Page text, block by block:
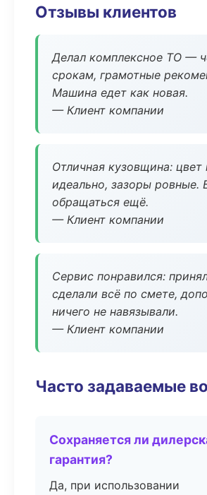
Отзывы клиентов
Делал комплексное ТО —
срокам, грамотные
Машина едет как новая.
— Клиент компании
Отличная кузовщина: цвет
идеально, зазоры ровные.
обращаться ещё.
— Клиент компании
Сервис понравился:
сделали всё по смете,
ничего не навязывали.
— Клиент компании
Часто задаваемые
Сохраняется ли
гарантия?
Да, при использовании